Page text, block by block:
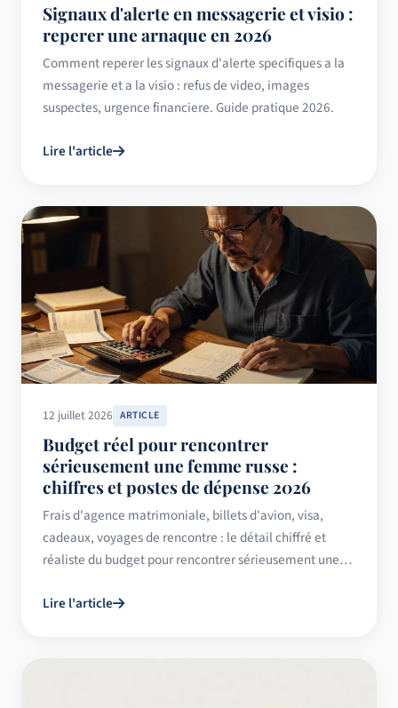
Signaux d'alerte en messagerie et visio :
reperer une arnaque en 2026
Comment reperer les signaux d'alerte specifiques a la
messagerie et a la visio : refus de video, images
suspectes, urgence financiere. Guide pratique 2026.
Lire l'article
12 juillet 2026 ARTICLE
Budget réel pour rencontrer
sérieusement une femme russe :
chiffres et postes de dépense 2026
Frais d'agence matrimoniale, billets d'avion, visa,
cadeaux, voyages de rencontre : le détail chiffré et
réaliste du budget pour rencontrer sérieusement une
Lire l'article